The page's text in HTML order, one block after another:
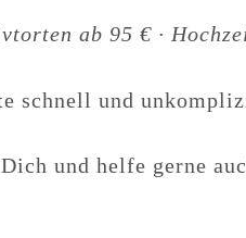
ab 95 € ·
schnell und
und helfe gerne